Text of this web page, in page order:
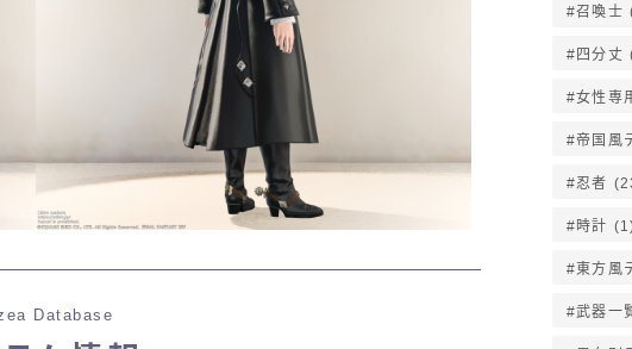
Database
召喚士
四分丈
女性専
帝国風
忍者
時計
東方風
武器一